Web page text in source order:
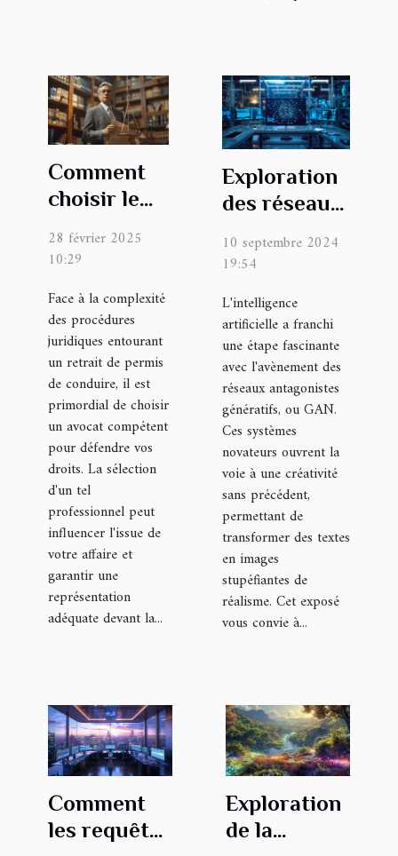
Comment
choisir le
avocat pour
un retrait
de permis ?
28 février 2025
10:29
Face à la complexité
des procédures
juridiques entourant
un retrait de permis
de conduire, il est
primordial de choisir
un avocat compétent
pour défendre vos
droits. La sélection
d'un tel
professionnel peut
influencer l'issue de
votre affaire et
garantir une
représentation
adéquate devant la...
Exploration
des réseaux
Transformer
images
réalistes
10 septembre 2024
19:54
L'intelligence
artificielle a franchi
une étape fascinante
avec l'avènement des
réseaux antagonistes
génératifs, ou GAN.
Ces systèmes
novateurs ouvrent la
voie à une créativité
sans précédent,
permettant de
transformer des textes
en images
stupéfiantes de
réalisme. Cet exposé
vous convie à...
Comment
les requêtes
Exploration
de la